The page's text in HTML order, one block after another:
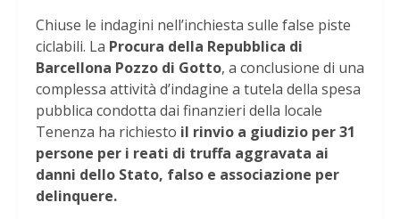
Chiuse le indagini nell’inchiesta sulle false piste
ciclabili. La Procura della Repubblica di
Barcellona Pozzo di Gotto, a conclusione di una
complessa attività d’indagine a tutela della spesa
pubblica condotta dai finanzieri della locale
Tenenza ha richiesto il rinvio a giudizio per 31
persone per i reati di truffa aggravata ai
danni dello Stato, falso e associazione per
delinquere.